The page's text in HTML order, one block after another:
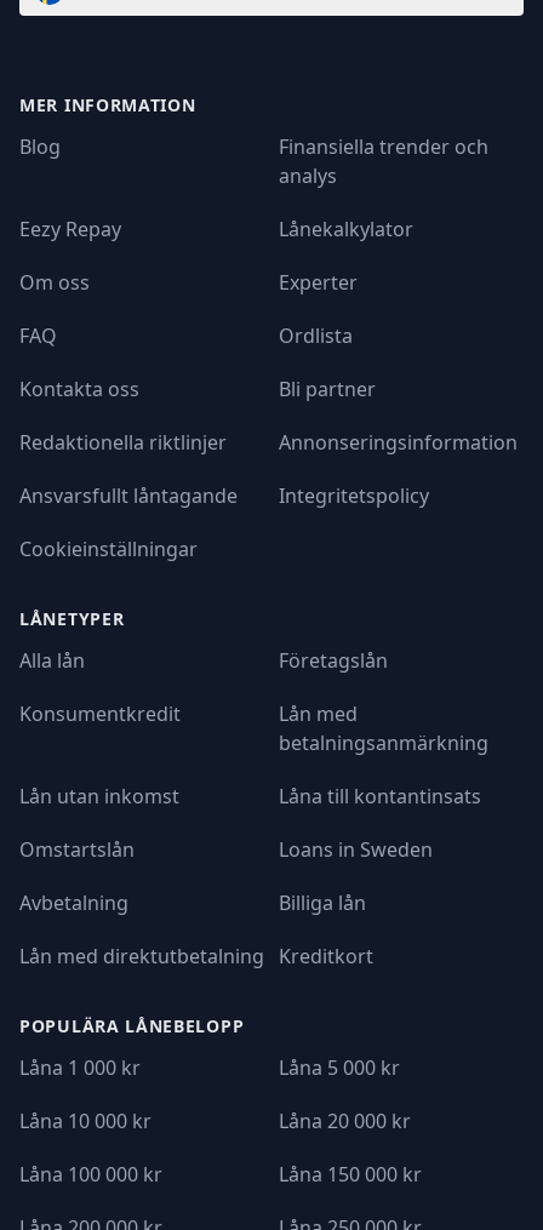
MER INFORMATION
Blog
Finansiella trender och
analys
Eezy Repay
Lånekalkylator
Om oss
Experter
FAQ
Ordlista
Kontakta oss
Bli partner
Redaktionella riktlinjer
Annonseringsinformation
Ansvarsfullt låntagande
Integritetspolicy
Cookieinställningar
LÅNETYPER
Alla lån
Företagslån
Konsumentkredit
Lån med
betalningsanmärkning
Lån utan inkomst
Låna till kontantinsats
Omstartslån
Loans in Sweden
Avbetalning
Billiga lån
Lån med direktutbetalning
Kreditkort
POPULÄRA LÅNEBELOPP
Låna 1 000 kr
Låna 5 000 kr
Låna 10 000 kr
Låna 20 000 kr
Låna 100 000 kr
Låna 150 000 kr